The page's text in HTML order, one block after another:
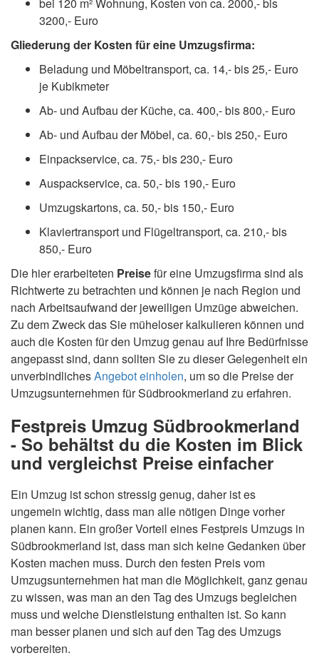
3200,- Euro
Gliederung der Kosten für eine Umzugsfirma:
Beladung und Möbeltransport, ca. 14,- bis 25,- Euro
je Kubikmeter
Ab- und Aufbau der Küche, ca. 400,- bis 800,- Euro
Ab- und Aufbau der Möbel, ca. 60,- bis 250,- Euro
Einpackservice, ca. 75,- bis 230,- Euro
Auspackservice, ca. 50,- bis 190,- Euro
Umzugskartons, ca. 50,- bis 150,- Euro
Klaviertransport und Flügeltransport, ca. 210,- bis
850,- Euro
Die hier erarbeiteten Preisefür eine Umzugsfirma sind als
Richtwerte zu betrachten und können je nach Region und
nach Arbeitsaufwand der jeweiligen Umzüge abweichen.
Zu dem Zweck das Sie müheloser kalkulieren können und
auch die Kosten für den Umzug genau auf Ihre Bedürfnisse
angepasst sind, dann sollten Sie zu dieser Gelegenheit ein
unverbindlichesAngebot einholen, um so die Preise der
Umzugsunternehmen für Südbrookmerland zu erfahren.
Festpreis Umzug Südbrookmerland
- So behältst du die Kosten im Blick
und vergleichst Preise einfacher
Ein Umzug ist schon stressig genug, daher ist es
ungemein wichtig, dass man alle nötigen Dinge vorher
planen kann. Ein großer Vorteil eines Festpreis Umzugs in
Südbrookmerland ist, dass man sich keine Gedanken über
Kosten machen muss. Durch den festen Preis vom
Umzugsunternehmen hat man die Möglichkeit, ganz genau
zu wissen, was man an den Tag des Umzugs begleichen
muss und welche Dienstleistung enthalten ist. So kann
man besser planen und sich auf den Tag des Umzugs
vorbereiten.